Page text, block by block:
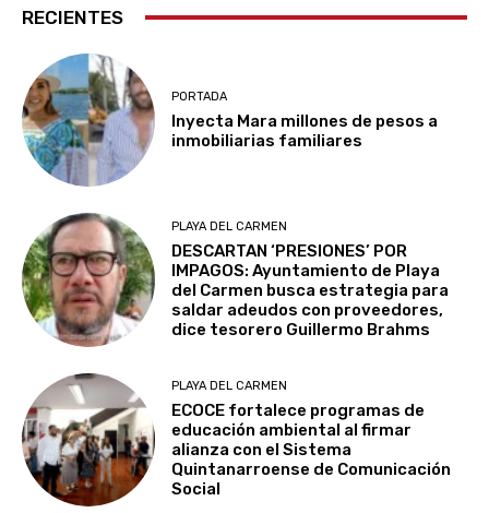
RECIENTES
PORTADA
Inyecta Mara millones de pesos a
inmobiliarias familiares
PLAYA DEL CARMEN
DESCARTAN ‘PRESIONES’ POR
IMPAGOS: Ayuntamiento de Playa
del Carmen busca estrategia para
saldar adeudos con proveedores,
dice tesorero Guillermo Brahms
PLAYA DEL CARMEN
ECOCE fortalece programas de
educación ambiental al firmar
alianza con el Sistema
Quintanarroense de Comunicación
Social